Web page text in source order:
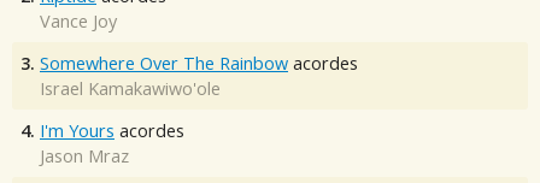
Vance Joy
3. Somewhere Over The Rainbow acordes
Israel Kamakawiwo'ole
4. I'm Yours acordes
Jason Mraz